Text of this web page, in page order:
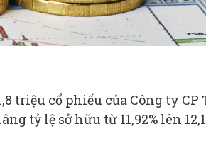
triệu cổ phiếu của Công ty CP
tỷ lệ sở hữu từ 11,92% lên